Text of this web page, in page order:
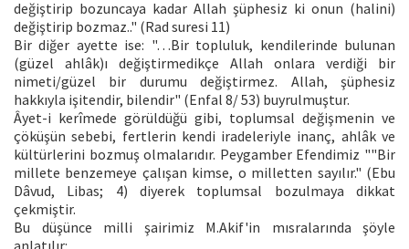
değiştirip bozuncaya kadar Allah şüphesiz ki onun (halini)
değiştirip bozmaz.." (Rad suresi 11)
Bir diğer ayette ise: "…Bir topluluk, kendilerinde bulunan
(güzel ahlâk)ı değiştirmedikçe Allah onlara verdiği bir
nimeti/güzel bir durumu değiştirmez. Allah, şüphesiz
hakkıyla işitendir, bilendir" (Enfal 8/ 53) buyrulmuştur.
Âyet-i kerîmede görüldüğü gibi, toplumsal değişmenin ve
çöküşün sebebi, fertlerin kendi iradeleriyle inanç, ahlâk ve
kültürlerini bozmuş olmalarıdır. Peygamber Efendimiz ""Bir
millete benzemeye çalışan kimse, o milletten sayılır." (Ebu
Dâvud, Libas; 4) diyerek toplumsal bozulmaya dikkat
çekmiştir.
Bu düşünce milli şairimiz M.Akif'in mısralarında şöyle
anlatılır: